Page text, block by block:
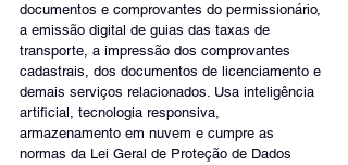
documentos e comprovantes do permissionário,
a emissão digital de guias das taxas de
transporte, a impressão dos comprovantes
cadastrais, dos documentos de licenciamento e
demais serviços relacionados. Usa inteligência
artificial, tecnologia responsiva,
armazenamento em nuvem e cumpre as
normas da Lei Geral de Proteção de Dados